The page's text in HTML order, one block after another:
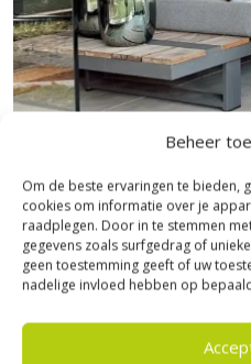
Beheer
Om de beste ervaringen te bieden,
cookies om informatie over je
raadplegen. Door in te stemmen
gegevens zoals surfgedrag of
geen toestemming geeft of uw
nadelige invloed hebben op
Bezoek Experience
Heerde!
Bijna het gehele Kijlstra
prachtige Heerde.